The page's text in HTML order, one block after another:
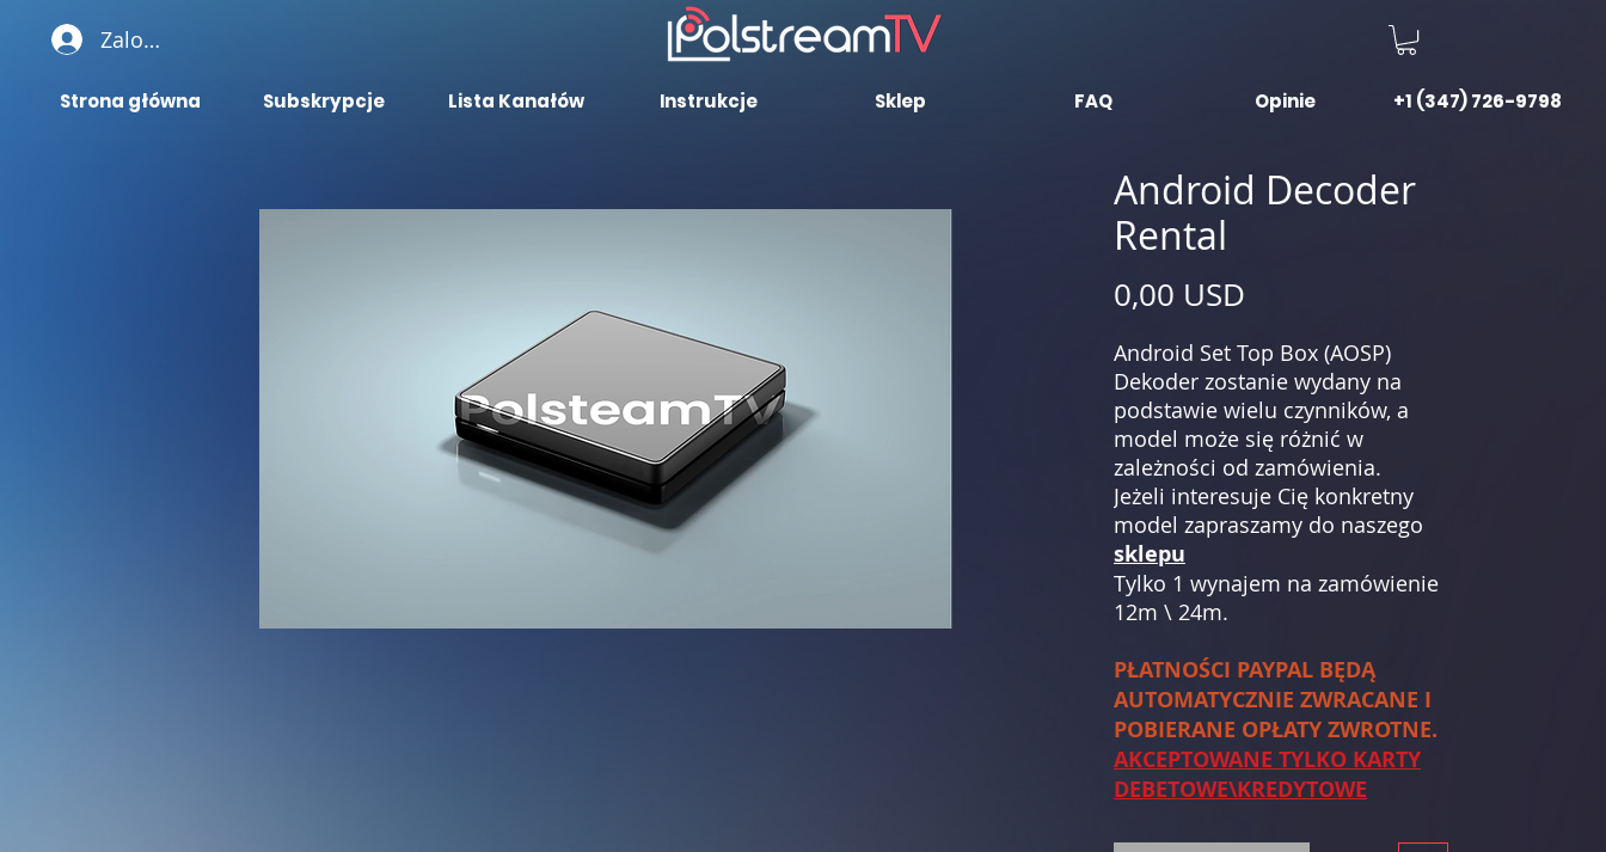
Zaloguj się
Strona główna Subskrypcje Lista Kanałów Instrukcje Sklep FAQ Opinie +1 (347) 726-9798
Android Decoder
Rental
0,00 USD
Android Set Top Box (AOSP)
Dekoder zostanie wydany na
podstawie wielu czynników, a
model może się różnić w
zależności od zamówienia.
Jeżeli interesuje Cię konkretny
model zapraszamy do naszego
sklepu
Tylko 1 wynajem na zamówienie
12m \ 24m.
PŁATNOŚCI PAYPAL BĘDĄ
AUTOMATYCZNIE ZWRACANE I
POBIERANE OPŁATY ZWROTNE.
AKCEPTOWANE TYLKO KARTY
DEBETOWE\KREDYTOWE